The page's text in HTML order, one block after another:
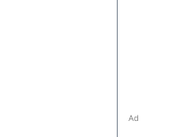
Ad